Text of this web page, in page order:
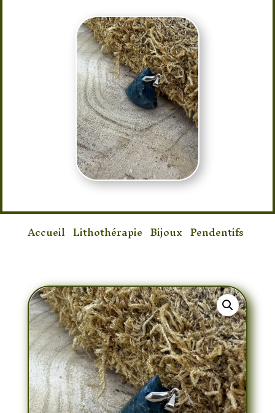
Accueil Lithothérapie Bijoux Pendentifs